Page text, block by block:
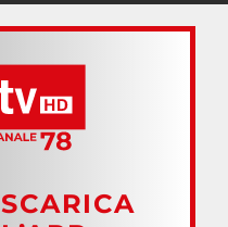
SCARICA